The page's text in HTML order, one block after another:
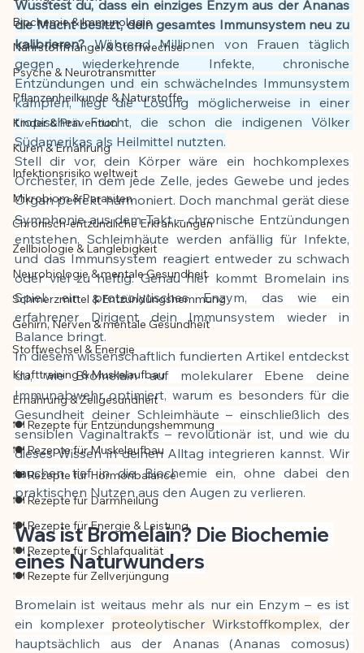
Der Artikel wurde mit Unterstützung von
KI erstellt und redaktionell geprüft vom
angegebenen Autor
Biochemie & Immunologie
Nährstoffmangel & Stoffwechsel
Psyche & Neurotransmitter
Pflanzenheilkunde & Naturstoffe
Kinder & Prävention
Kuren & Ernährung
Infektionsrisiko weltweit
Mikrobiom & Parasiten
Chronisch-entzündliche Erkrankungen
Zellbiologie & Langlebigkeit
Neurobiologie & mentale Gesundheit
Schmerzmittel & Entzündungshemmung
Gehirn, Nerven & mentale Gesundheit
Stoffwechsel & Energie
Krafttraining & Muskelaufbau
Ernährung & Zellgesundheit
🍽️ Rezepte für Entzündungshemmung
🍽️ Rezepte für Muskelaufbau
🍽️ Rezepte für Hormonbalance
🍽️ Rezepte für Darmheilung
🍽️ Rezepte für Energie & Leistung
🍽️ Rezepte für Schlafqualität
🍽️ Rezepte für Zellverjüngung
Wusstest du, dass ein einziges Enzym aus der Ananas
die Macht besitzt, dein gesamtes Immunsystem neu zu
kalibrieren? Während Millionen von Frauen täglich
gegen wiederkehrende Infekte, chronische
Entzündungen und ein schwächelndes Immunsystem
kämpfen, liegt die Lösung möglicherweise in einer
tropischen Frucht, die schon die indigenen Völker
Südamerikas als Heilmittel nutzten.
Stell dir vor, dein Körper wäre ein hochkomplexes
Orchester, in dem jede Zelle, jedes Gewebe und jedes
Organ perfekt harmoniert. Doch manchmal gerät diese
Symphonie aus dem Takt – chronische Entzündungen
entstehen, Schleimhäute werden anfällig für Infekte,
und das Immunsystem reagiert entweder zu schwach
oder viel zu heftig. Genau hier kommt Bromelain ins
Spiel: ein proteolytisches Enzym, das wie ein
erfahrener Dirigent dein Immunsystem wieder in
Balance bringt.
In diesem wissenschaftlich fundierten Artikel entdeckst
du, wie Bromelain auf molekularer Ebene deine
Immunabwehr optimiert, warum es besonders für die
Gesundheit deiner Schleimhäute – einschließlich des
sensiblen Vaginaltrakts – revolutionär ist, und wie du
dieses Wissen in deinen Alltag integrieren kannst. Wir
tauchen tief in die Biochemie ein, ohne dabei den
praktischen Nutzen aus den Augen zu verlieren.
Was ist Bromelain? Die Biochemie
eines Naturwunders
Bromelain ist weitaus mehr als nur ein Enzym – es ist
ein komplexer proteolytischer Wirkstoffkomplex, der
hauptsächlich aus der Ananas (Ananas comosus)